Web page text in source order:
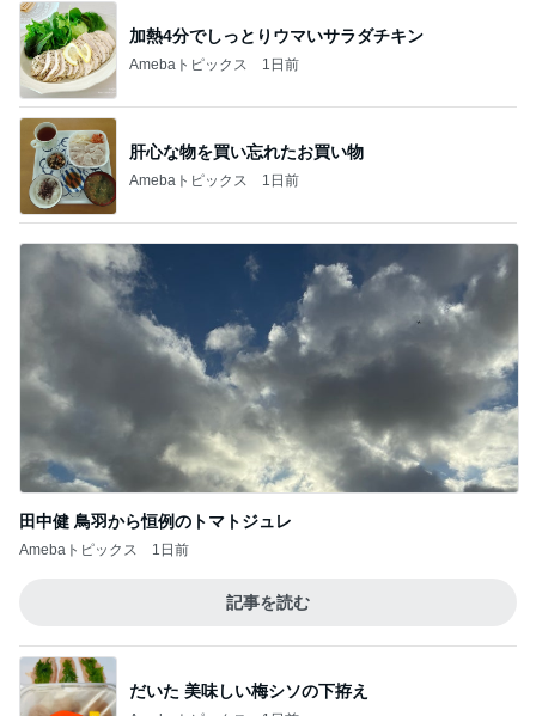
加熱4分でしっとりウマいサラダチキン
Amebaトピックス 1日前
肝心な物を買い忘れたお買い物
Amebaトピックス 1日前
田中健 鳥羽から恒例のトマトジュレ
Amebaトピックス 1日前
記事を読む
だいた 美味しい梅シソの下拵え